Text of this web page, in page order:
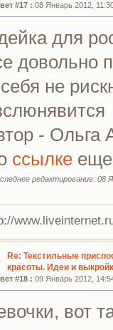
#17 : 08 Январь 2012,
для
довольно
не
- Ольга
ссылке еще
редактирование: 08
Re: Текстильные
красоты. Идеи и
#18 : 09 Январь 2012,
вот